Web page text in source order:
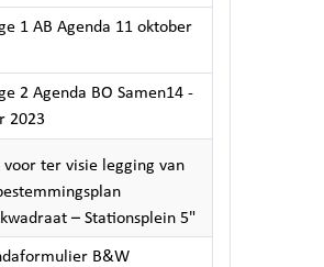
1 AB Agenda 11 oktober
2 Agenda BO Samen14 -
2023
ter visie legging van
– Stationsplein 5"
B&W